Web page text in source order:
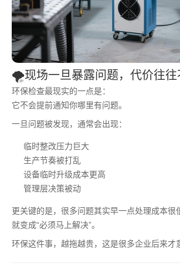
🌪️现场一旦暴露问题，代价往往
环保检查最现实的一点是：
它不会提前通知你哪里有问题。
一旦问题被发现，通常会出现：
临时整改压力巨大
生产节奏被打乱
设备临时升级成本更高
管理层决策被动
更关键的是，很多问题其实早一点处理成本很
就变成“必须马上解决”。
环保这件事，越拖越贵，这是很多企业后来才